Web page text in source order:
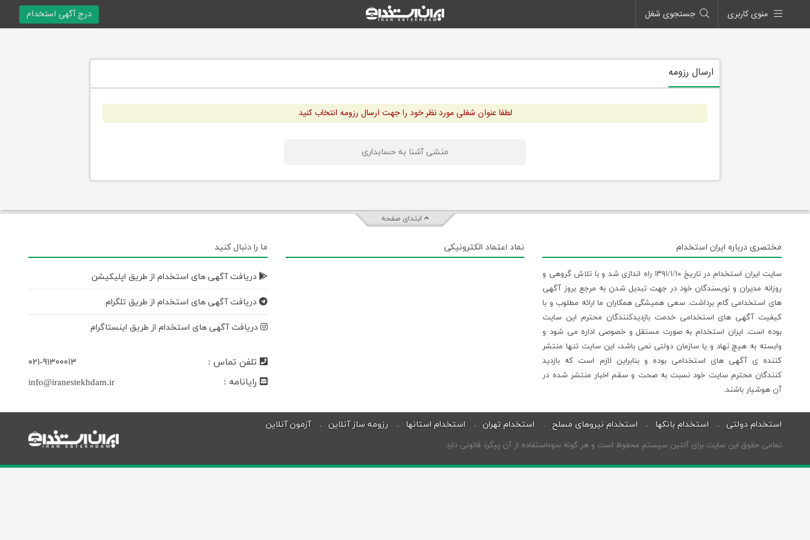
منوی کاربری جستجوی شغل درج آگهی استخدام
ارسال رزومه
لطفا عنوان شغلی مورد نظر خود را جهت ارسال رزومه انتخاب کنید
منشی آشنا به حسابداری
ابتدای صفحه
مختصری درباره ایران استخدام
سایت ایران استخدام در تاریخ ۱۳۹۱/۱/۱۰ راه اندازی شد و با تلاش گروهی و
روزانه مدیران و نویسندگان خود در جهت تبدیل شدن به مرجع بروز آگهی
های استخدامی گام برداشت. سعی همیشگی همکاران ما ارائه مطلوب و با
کیفیت آگهی های استخدامی خدمت بازدیدکنندگان محترم این سایت
بوده است. ایران استخدام به صورت مستقل و خصوصی اداره می شود و
وابسته به هیچ نهاد و یا سازمان دولتی نمی باشد، این سایت تنها منتشر
کننده ی آگهی های استخدامی بوده و بنابراین لازم است که بازدید
کنندگان محترم سایت خود نسبت به صحت و سقم اخبار منتشر شده در
آن هوشیار باشند.
نماد اعتماد الکترونیکی ما را دنبال کنید
دریافت آگهی های استخدام از طریق اپلیکیشن
دریافت آگهی های استخدام از طریق تلگرام
دریافت آگهی های استخدام از طریق اینستاگرام
تلفن تماس :
۰۲۱-۹۱۳۰۰۰۱۳
رایانامه :
info@iranestekhdam.ir
استخدام دولتی استخدام بانکها استخدام نیروهای مسلح استخدام تهران استخدام استانها رزومه ساز آنلاین آزمون آنلاین
تمامی حقوق این سایت برای آلتین سیستم محفوظ است و هر گونه سوءاستفاده از آن پیگرد قانونی دارد.